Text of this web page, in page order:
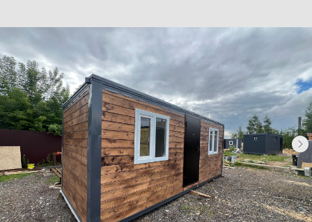
Навигация
Блок-контейнеры
Посты охраны КПП
Телефон:
Контакты
Доставка
Фотогалерея
Главная
О компании